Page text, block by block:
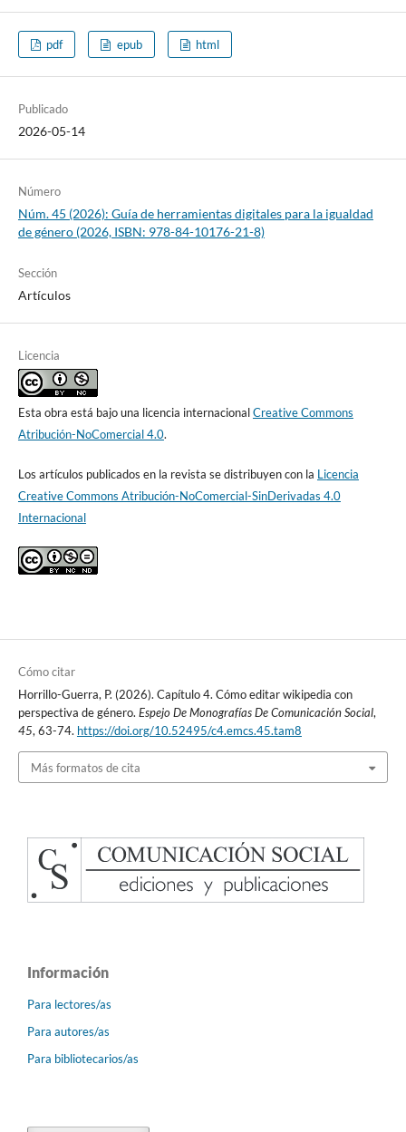
pdf epub html
Publicado
2026-05-14
Número
Núm. 45 (2026): Guía de herramientas digitales para la igualdad
de género (2026, ISBN: 978-84-10176-21-8)
Sección
Artículos
Licencia
Esta obra está bajo una licencia internacionalCreative Commons
Atribución-NoComercial 4.0.
Los artículos publicados en la revista se distribuyen con la Licencia
Creative Commons Atribución-NoComercial-SinDerivadas 4.0
Internacional
Cómo citar
Horrillo-Guerra, P. (2026). Capítulo 4. Cómo editar wikipedia con
perspectiva de género. Espejo De Monografías De Comunicación Social,
45, 63-74. https://doi.org/10.52495/c4.emcs.45.tam8
Más formatos de cita
Información
Para lectores/as
Para autores/as
Para bibliotecarios/as